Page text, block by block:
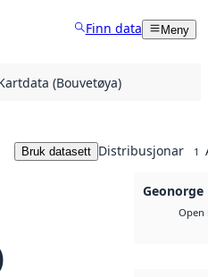
Finn data Meny
(Bouvetøya)
Bruk datasett Distribusjonar 1
Open